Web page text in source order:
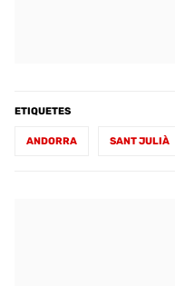
ETIQUETES
ANDORRA SANT JULIÀ